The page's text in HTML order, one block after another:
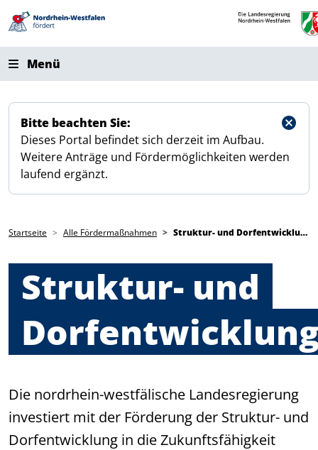
Direkt zum Inhalt
Menü
Bitte beachten Sie:
Dieses Portal befindet sich derzeit im Aufbau.
Weitere Anträge und Fördermöglichkeiten werden
laufend ergänzt.
Pfadnavigation
Startseite Alle Fördermaßnahmen Struktur- und Dorfentwicklung
Struktur- und
Die nordrhein-westfälische Landesregierung
investiert mit der Förderung der Struktur- und
Dorfentwicklung in die Zukunftsfähigkeit